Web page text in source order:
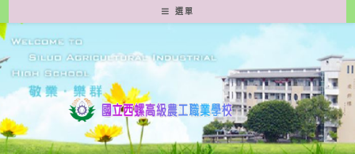
轉
至
要
容
選單